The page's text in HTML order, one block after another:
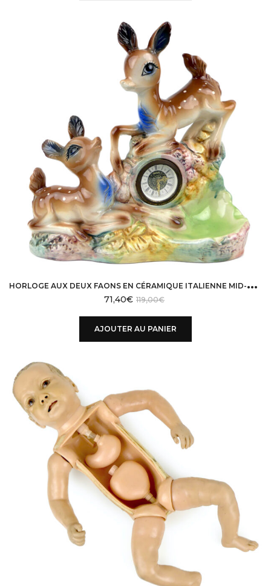
H
ORLOGE AUX DEUX FAONS EN CÉRAMIQUE ITALIENNE MID-CENTURY MODERN ANNÉES 50
119,00€
71,40€
AJOUTER AU PANIER